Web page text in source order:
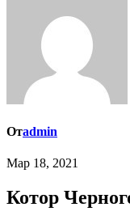
Отadmin
Мар 18, 2021
Котор